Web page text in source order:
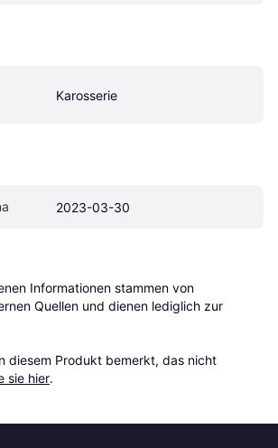
Karosserie
2023-03-30
Informationen stammen von
Quellen und dienen lediglich zur
diesem Produkt bemerkt, das nicht
sie hier.